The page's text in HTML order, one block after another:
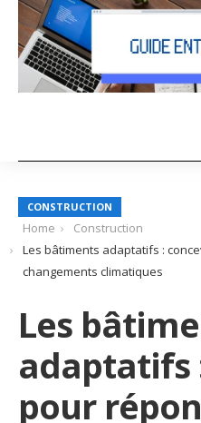
CONSTRUCTION
Home
Construction
Les bâtiments adaptatifs :
changements climatiques
Les
adaptatifs
pour